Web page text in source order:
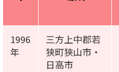
1996
年
三方上中郡若
狭町狭山市・
日高市